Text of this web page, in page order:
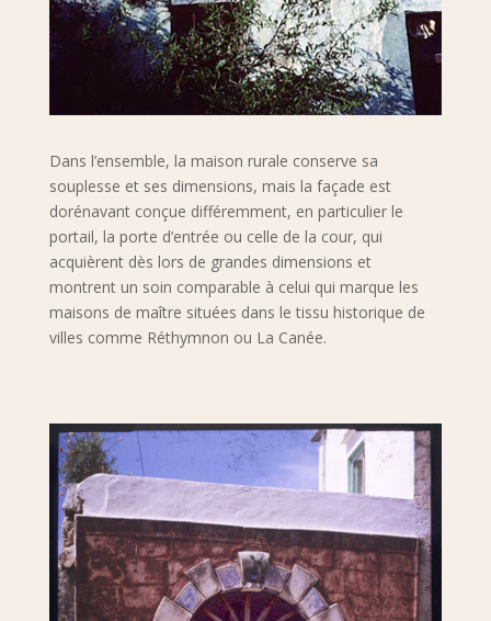
Dans l’ensemble, la maison rurale conserve sa
souplesse et ses dimensions, mais la façade est
dorénavant conçue différemment, en particulier le
portail, la porte d’entrée ou celle de la cour, qui
acquièrent dès lors de grandes dimensions et
montrent un soin comparable à celui qui marque les
maisons de maître situées dans le tissu historique de
villes comme Réthymnon ou La Canée.